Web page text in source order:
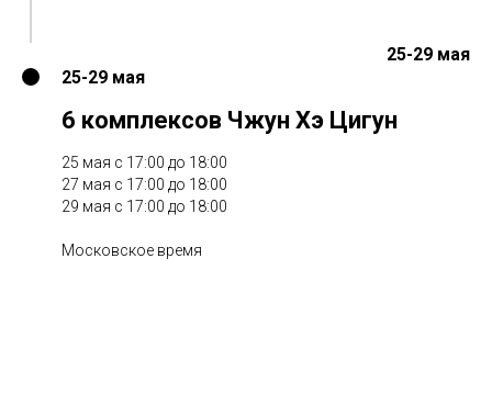
25-29 мая
25-29 мая
6 комплексов Чжун Хэ Цигун
25 мая с 17:00 до 18:00
27 мая с 17:00 до 18:00
29 мая с 17:00 до 18:00
Московское время